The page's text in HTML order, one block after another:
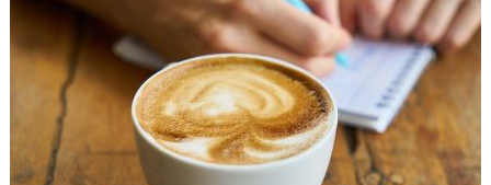
Góc chia sẻ
Liên hệ
Tìm kiếm